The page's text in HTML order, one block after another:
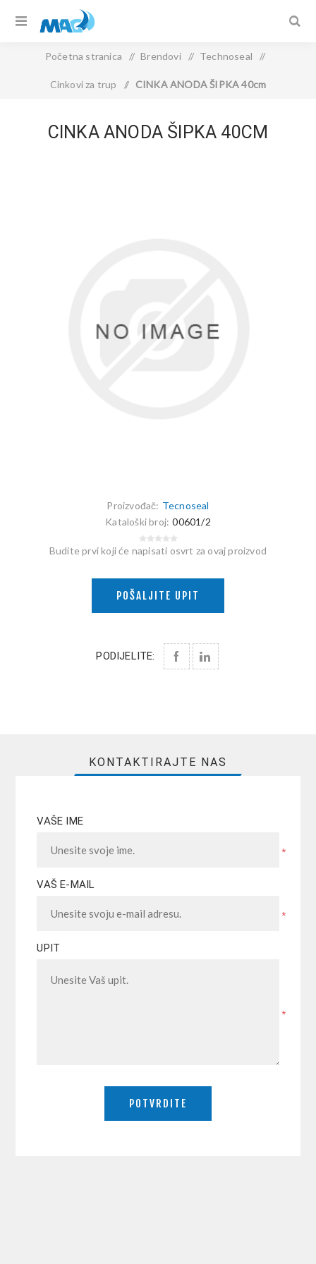
Početna stranica / Brendovi / Technoseal /
Cinkovi za trup / CINKA ANODA ŠIPKA 40cm
CINKA ANODA ŠIPKA 40CM
Proizvođač: Tecnoseal
Kataloški broj: 00601/2
Budite prvi koji će napisati osvrt za ovaj proizvod
POŠALJITE UPIT
PODIJELITE:
KONTAKTIRAJTE NAS
VAŠE IME
*
VAŠ E-MAIL
*
UPIT
*